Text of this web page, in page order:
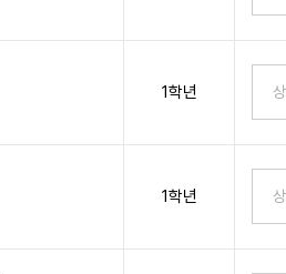
1학년
1학년